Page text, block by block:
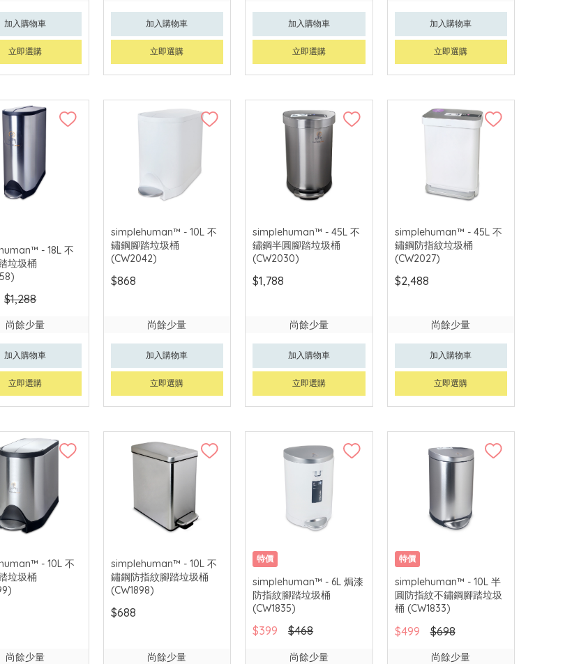
加入購物車
立即選購
加入購物車
立即選購
加入購物車
立即選購
加入購物車
立即選購
- 18L 不
垃圾桶
$1,288
尚餘少量
加入購物車
立即選購
simplehuman™ - 10L 不
鏽鋼腳踏垃圾桶
(CW2042)
$868
尚餘少量
加入購物車
立即選購
simplehuman™ - 45L 不
鏽鋼半圓腳踏垃圾桶
(CW2030)
$1,788
尚餘少量
加入購物車
立即選購
simplehuman™ - 45L 不
鏽鋼防指紋垃圾桶
(CW2027)
$2,488
尚餘少量
加入購物車
立即選購
- 10L 不
垃圾桶
尚餘少量
simplehuman™ - 10L 不
鏽鋼防指紋腳踏垃圾桶
(CW1898)
$688
尚餘少量
特價
simplehuman™ - 6L 焗漆
防指紋腳踏垃圾桶
(CW1835)
$399 $468
尚餘少量
特價
simplehuman™ - 10L 半
圓防指紋不鏽鋼腳踏垃圾
桶 (CW1833)
$499 $698
尚餘少量